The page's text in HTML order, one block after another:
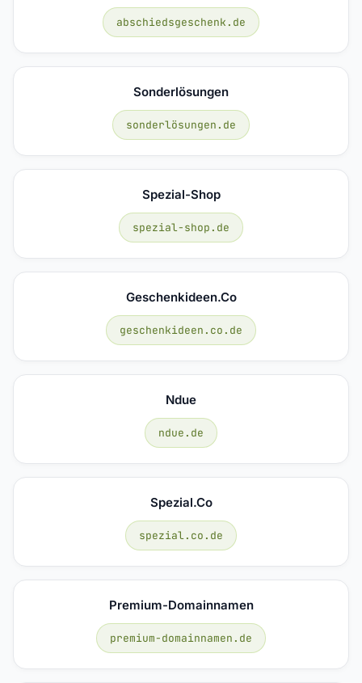
abschiedsgeschenk.de
Sonderlösungen
sonderlösungen.de
Spezial-Shop
spezial-shop.de
Geschenkideen.co
geschenkideen.co.de
Ndue
ndue.de
Spezial.co
spezial.co.de
Premium-Domainnamen
premium-domainnamen.de